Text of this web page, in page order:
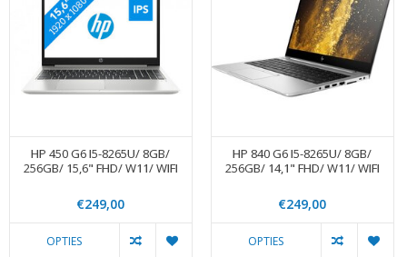
HP 450 G6 I5-8265U/ 8GB/
256GB/ 15,6" FHD/ W11/ WIFI
€249,00
OPTIES
HP 840 G6 I5-8265U/ 8GB/
256GB/ 14,1" FHD/ W11/ WIFI
€249,00
OPTIES